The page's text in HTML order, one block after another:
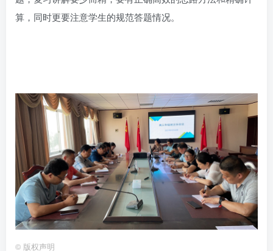
算，同时更要注意学生的规范答题情况。
© 版权声明